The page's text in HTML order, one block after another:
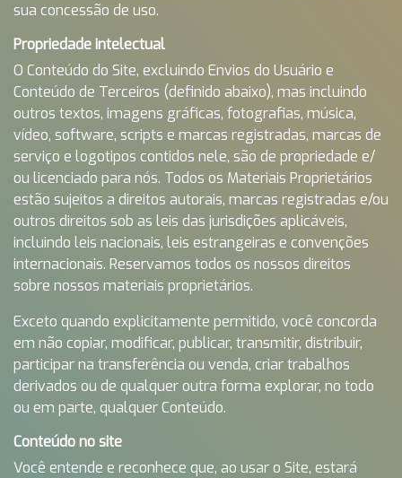
sua concessão de uso.
Propriedade intelectual
O Conteúdo do Site, excluindo Envios do Usuário e
Conteúdo de Terceiros (definido abaixo), mas incluindo
outros textos, imagens gráficas, fotografias, música,
vídeo, software, scripts e marcas registradas, marcas de
serviço e logotipos contidos nele, são de propriedade e/
ou licenciado para nós. Todos os Materiais Proprietários
estão sujeitos a direitos autorais, marcas registradas e/ou
outros direitos sob as leis das jurisdições aplicáveis,
incluindo leis nacionais, leis estrangeiras e convenções
internacionais. Reservamos todos os nossos direitos
sobre nossos materiais proprietários.
Exceto quando explicitamente permitido, você concorda
em não copiar, modificar, publicar, transmitir, distribuir,
participar na transferência ou venda, criar trabalhos
derivados ou de qualquer outra forma explorar, no todo
ou em parte, qualquer Conteúdo.
Conteúdo no site
Você entende e reconhece que, ao usar o Site, estará